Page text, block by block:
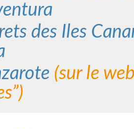
des Iles
(sur le